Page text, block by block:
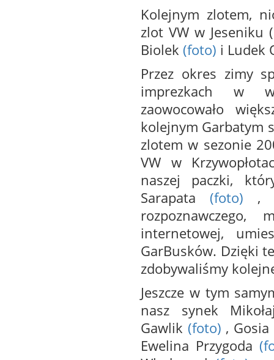
Kolejnym zlotem,
zlot VW w Jeseniku
Biolek (foto) i Ludek
Przez okres zimy
imprezkach w
zaowocowało
kolejnym Garbatym
zlotem w sezonie
VW w
naszej paczki,
Sarapata (foto) ,
internetowej,
GarBusków. Dzięki
zdobywaliśmy
Jeszcze w tym
nasz synek
Gawlik (foto) ,
Ewelina Przygoda